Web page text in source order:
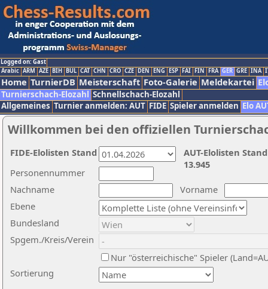
Logged on: Gast
Arabic ARM AZE BIH BUL CAT CHN CRO CZE DEN ENG ESP FAI FIN FRA GER GRE INA
Home TurnierDB Meisterschaft Foto-Galerie Meldekartei
Turnierschach-Elozahl Schnellschach-Elozahl
Allgemeines Turnier anmelden: AUT FIDE Spieler anmelden Elo
Willkommen bei den offiziellen
Nachname
Vorname
Ebene
Sortierung
Personennummer
Bundesland
Spgem./Kreis/Verein
Nur "österreichische" Spieler
AUT-Elolisten
13.945
FIDE-Elolisten Stand